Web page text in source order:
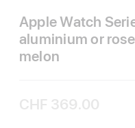
Apple Watch
aluminium or
melon
CHF 369.00